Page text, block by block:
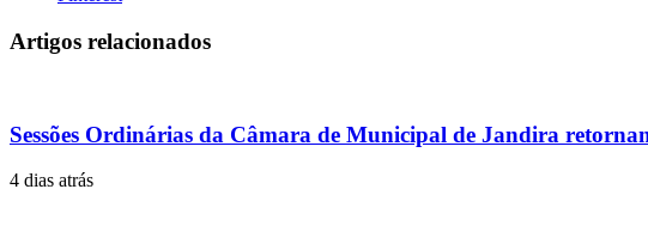
Artigos relacionados
Sessões Ordinárias da Câmara de Municipal de Jandira
4 dias atrás